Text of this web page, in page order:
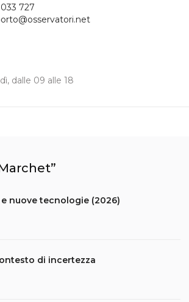
dalle 09 alle 18
727
nuove tecnologie (2026)
di incertezza